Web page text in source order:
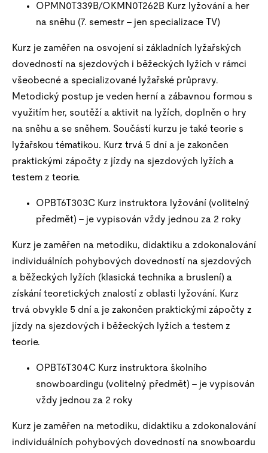
OPMN0T339B/OKMN0T262B Kurz lyžování a her
na sněhu (7. semestr – jen specializace TV)
Kurz je zaměřen na osvojení si základních lyžařských
dovedností na sjezdových i běžeckých lyžích v rámci
všeobecné a specializované lyžařské průpravy.
Metodický postup je veden herní a zábavnou formou s
využitím her, soutěží a aktivit na lyžích, doplněn o hry
na sněhu a se sněhem. Součástí kurzu je také teorie s
lyžařskou tématikou. Kurz trvá 5 dní a je zakončen
praktickými zápočty z jízdy na sjezdových lyžích a
testem z teorie.
OPBT6T303C Kurz instruktora lyžování (volitelný
předmět) – je vypisován vždy jednou za 2 roky
Kurz je zaměřen na metodiku, didaktiku a zdokonalování
individuálních pohybových dovedností na sjezdových
a běžeckých lyžích (klasická technika a bruslení) a
získání teoretických znalostí z oblasti lyžování. Kurz
trvá obvykle 5 dní a je zakončen praktickými zápočty z
jízdy na sjezdových i běžeckých lyžích a testem z
teorie.
OPBT6T304C Kurz instruktora školního
snowboardingu (volitelný předmět) – je vypisován
vždy jednou za 2 roky
Kurz je zaměřen na metodiku, didaktiku a zdokonalování
individuálních pohybových dovedností na snowboardu